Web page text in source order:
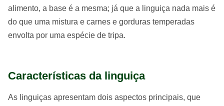
alimento, a base é a mesma; já que a linguiça nada mais é
do que uma mistura e carnes e gorduras temperadas
envolta por uma espécie de tripa.
Características da linguiça
As linguiças apresentam dois aspectos principais, que